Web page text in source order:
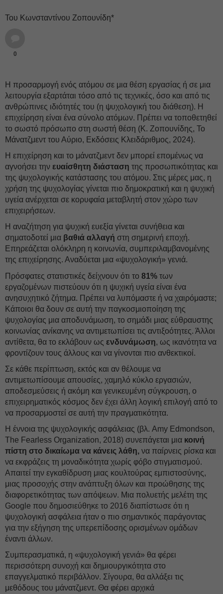
Του Κωνσταντίνου Ζοπουνίδη*
0
Η προσαρμογή ενός ατόμου σε μια θέση εργασίας ή σε μια
λειτουργία εξαρτάται τόσο από τις τεχνικές, όσο και από τις
ανθρώπινες ιδιότητές του (η ψυχολογική του διάθεση). Η
επιχείρηση είναι ένα σύνολο ατόμων. Πρέπει να τοποθετηθεί
το σωστό πρόσωπο στη σωστή θέση (Κ. Ζοπουνίδης, Το
Μάνατζμεντ του Αύριο, Εκδόσεις Κλειδάριθμος, 2024).
Η επιχείρηση και το μάνατζμεντ δεν μπορεί επομένως να
αγνοήσει την ευαίσθητη διάσταση της προσωπικότητας και
της ψυχολογικής κατάστασης του ατόμου. Στις μέρες μας, η
χρήση της ψυχολογίας γίνεται πιο δημοκρατική και η ψυχική
υγεία ανέρχεται σε κορυφαία μεταβλητή στον χώρο των
επιχειρήσεων.
Η αναζήτηση για ψυχική ευεξία γίνεται συνήθεια και
σηματοδοτεί μια βαθιά αλλαγή στη σημερινή εποχή.
Επηρεάζεται ολόκληρη η κοινωνία, συμπεριλαμβανομένης
της επιχείρησης. Αναδύεται μια «ψυχολογική» γενιά.
Πρόσφατες στατιστικές δείχνουν ότι το 81% των
εργαζομένων πιστεύουν ότι η ψυχική υγεία είναι ένα
ανησυχητικό ζήτημα. Πρέπει να λυπόμαστε ή να χαιρόμαστε;
Κάποιοι θα δουν σε αυτή την παγκοσμιοποίηση της
ψυχολογίας μια αποδυνάμωση, το σημάδι μιας εύθραυστης
κοινωνίας ανίκανης να αντιμετωπίσει τις αντιξοότητες. Άλλοι
αντίθετα, θα το εκλάβουν ως ενδυνάμωση, ως ικανότητα να
φροντίζουν τους άλλους και να γίνονται πιο ανθεκτικοί.
Σε κάθε περίπτωση, εκτός και αν θέλουμε να
αντιμετωπίσουμε απουσίες, χαμηλό κύκλο εργασιών,
αποδεσμεύσεις ή ακόμη και γενικευμένη σύγκρουση, ο
επιχειρηματικός κόσμος δεν έχει άλλη λογική επιλογή από το
να προσαρμοστεί σε αυτή την πραγματικότητα.
Η έννοια της ψυχολογικής ασφάλειας (βλ. Amy Edmondson,
The Fearless Organization, 2018) συνεπάγεται μια κοινή
πίστη στο δικαίωμα να κάνεις λάθη, να παίρνεις ρίσκα και
να εκφράζεις τη μοναδικότητα χωρίς φόβο στιγματισμού.
Απαιτεί την εγκαθίδρυση μιας κουλτούρας εμπιστοσύνης,
μιας προσοχής στην ανάπτυξη όλων και προώθησης της
διαφορετικότητας των απόψεων. Μια πολυετής μελέτη της
Google που δημοσιεύθηκε το 2016 διαπίστωσε ότι η
ψυχολογική ασφάλεια ήταν ο πιο σημαντικός παράγοντας
για την εξήγηση της υπερεπίδοσης ορισμένων ομάδων
έναντι άλλων.
Συμπερασματικά, η «ψυχολογική γενιά» θα φέρει
περισσότερη συνοχή και δημιουργικότητα στο
επαγγελματικό περιβάλλον. Σίγουρα, θα αλλάξει τις
μεθόδους του μάνατζμεντ. Θα φέρει αρχικά